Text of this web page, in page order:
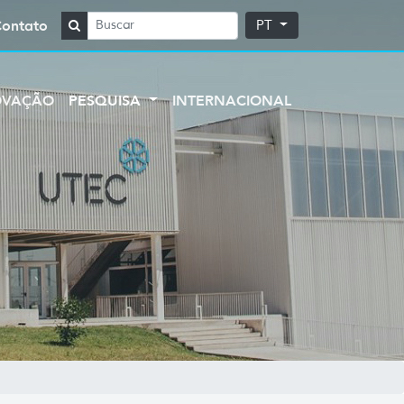
PT
PESQUISA INTERNACIONAL